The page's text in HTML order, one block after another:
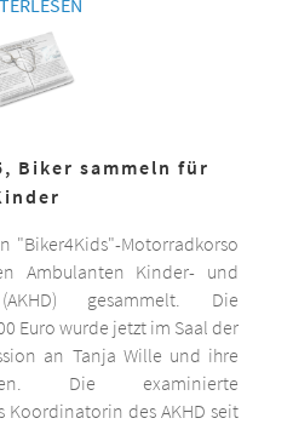
Biker sammeln für
"Biker4Kids"-Motorradkorso
Ambulanten Kinder- und
gesammelt. Die
Euro wurde jetzt im Saal der
an Tanja Wille und ihre
Die examinierte
Koordinatorin des AKHD seit